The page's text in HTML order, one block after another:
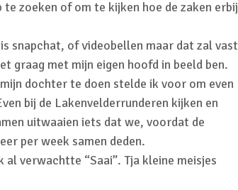
zoeken of om te kijken hoe de zaken erbij
snapchat, of videobellen maar dat zal vast
graag met mijn eigen hoofd in beeld ben.
dochter te doen stelde ik voor om even
bij de Lakenvelderrunderen kijken en
uitwaaien iets dat we, voordat de
per week samen deden.
verwachtte “Saai”. Tja kleine meisjes